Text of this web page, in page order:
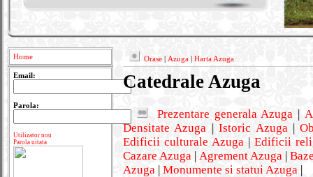
Home
Email:
Parola:
Utilizator nou
Parola uitata
Orase Azuga Harta Azuga
Catedrale Azuga
Prezentare generala Azuga |
Densitate Azuga |Istoric Azuga |
Edificii culturale Azuga | Edificii
Cazare Azuga | Agrement Azuga |
Azuga | Monumente si statui Azuga |